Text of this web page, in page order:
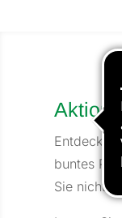
buntes
Sie nicht